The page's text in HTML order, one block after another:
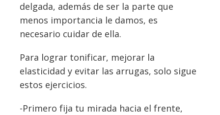
delgada, además de ser la parte que
menos importancia le damos, es
necesario cuidar de ella.
Para lograr tonificar, mejorar la
elasticidad y evitar las arrugas, solo sigue
estos ejercicios.
-Primero fija tu mirada hacia el frente,